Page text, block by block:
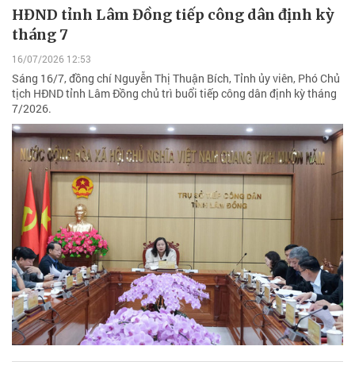
HĐND tỉnh Lâm Đồng tiếp công dân định kỳ
tháng 7
16/07/2026 12:53
Sáng 16/7, đồng chí Nguyễn Thị Thuận Bích, Tỉnh ủy viên, Phó Chủ
tịch HĐND tỉnh Lâm Đồng chủ trì buổi tiếp công dân định kỳ tháng
7/2026.